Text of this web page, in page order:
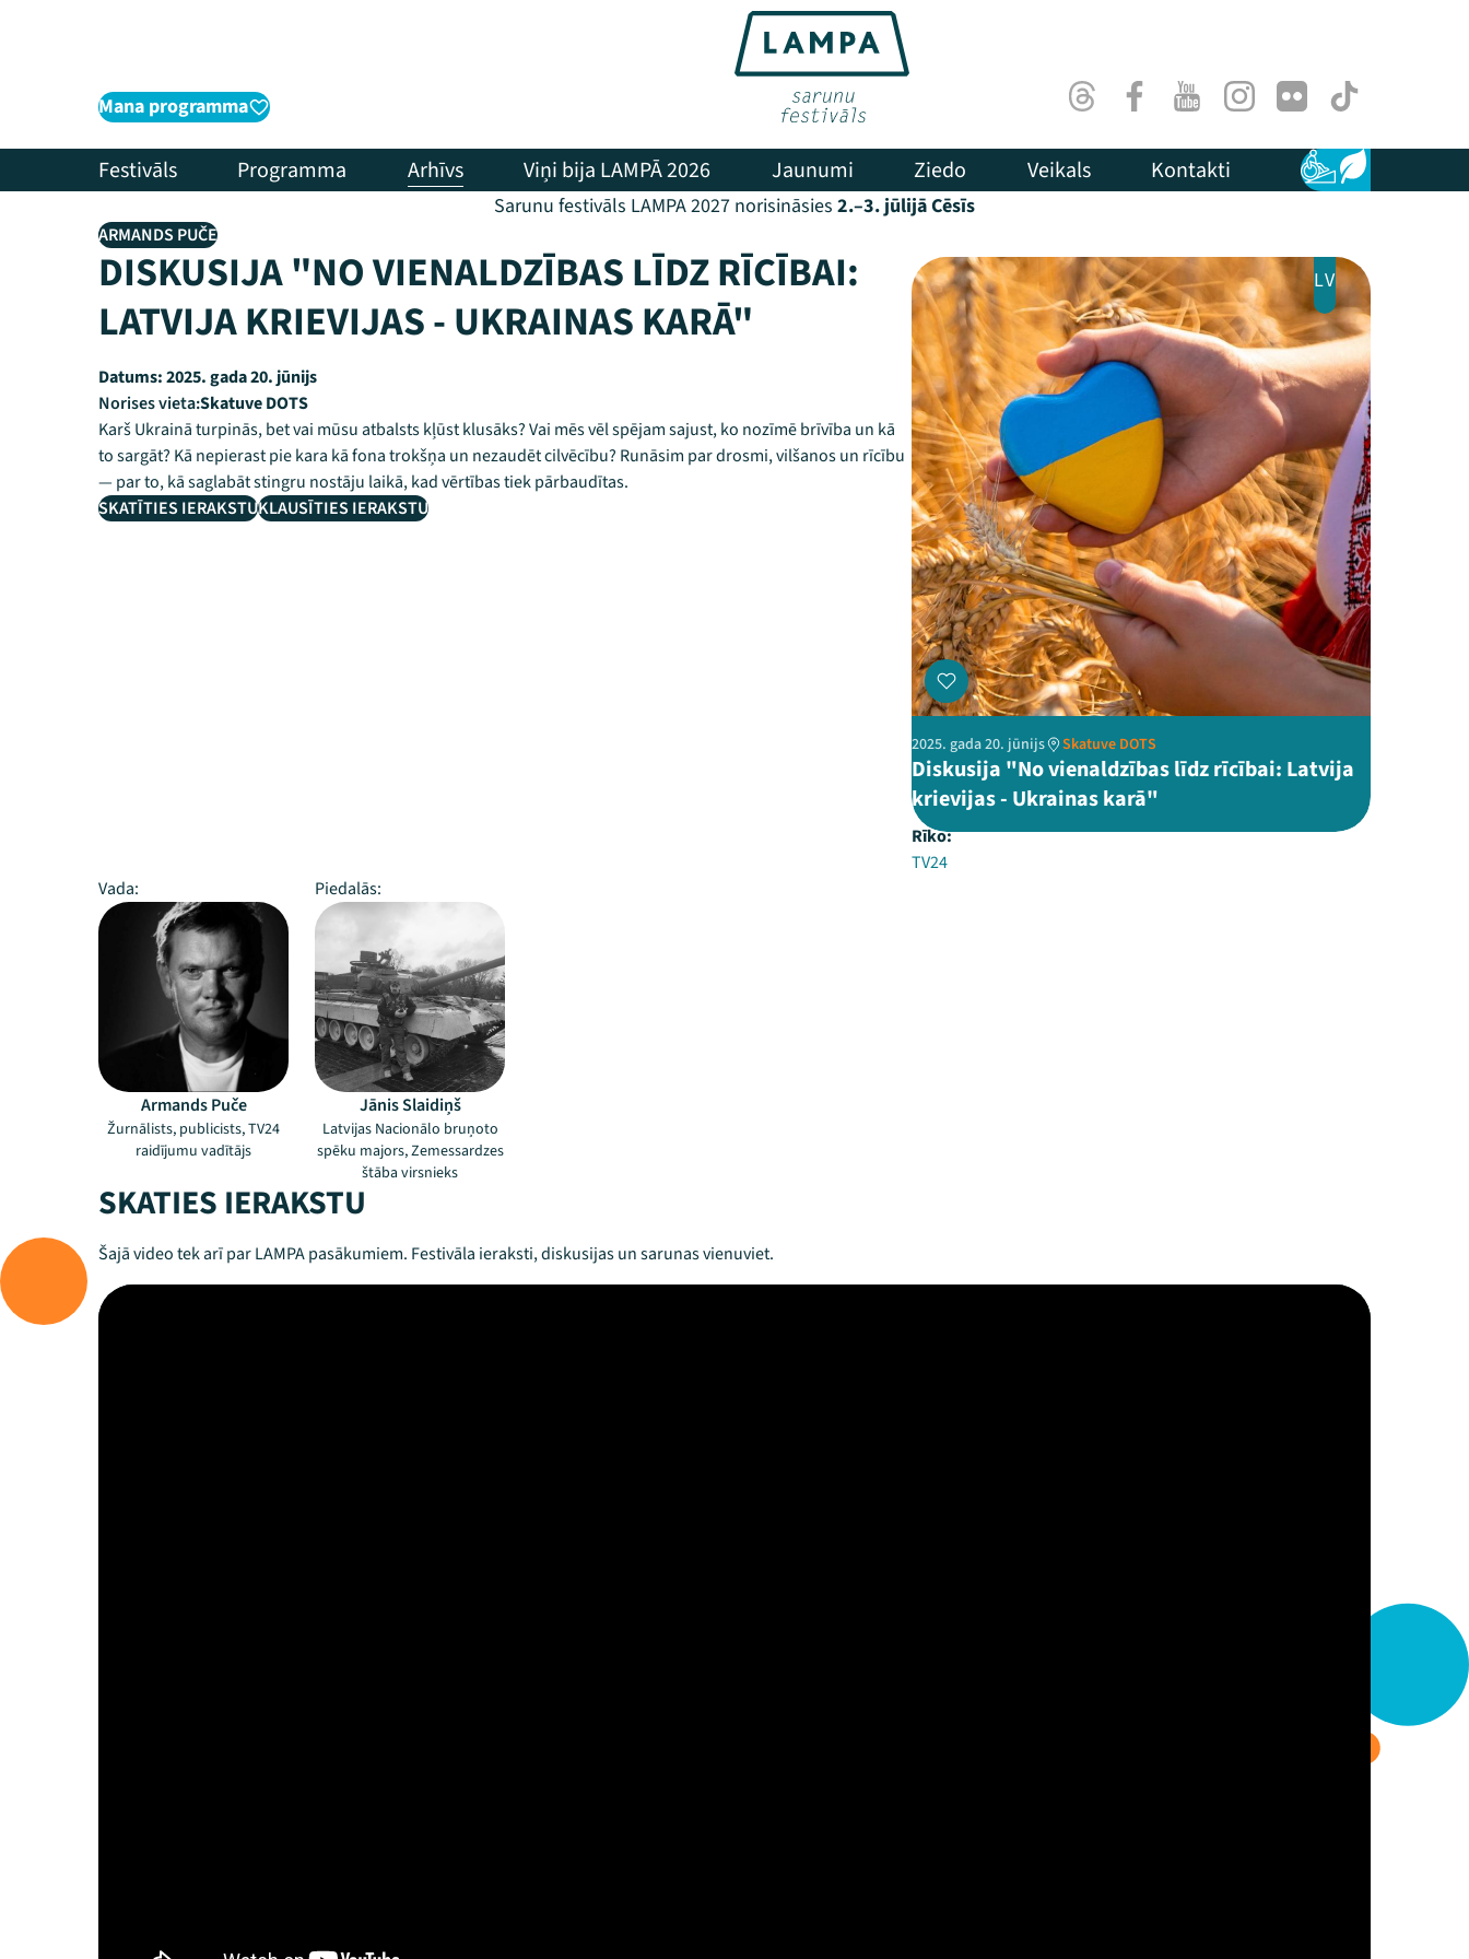
Mana programma ThreadsFacebookYoutubeInstagram
Flick TikTok
Festivāls Programma Arhīvs Viņi bija LAMPĀ 2026 Jaunumi Ziedo Veikals Kontakti Pieejamība
Ilgtspēja
Sarunu festivāls LAMPA 2027 norisināsies 2.–3. jūlijā Cēsīs
ARMANDS PUČE
DISKUSIJA "NO VIENALDZĪBAS LĪDZ RĪCĪBAI:
LATVIJA KRIEVIJAS - UKRAINAS KARĀ"
Datums:2025. gada 20. jūnijs
Norises vieta:Skatuve DOTS
Karš Ukrainā turpinās, bet vai mūsu atbalsts kļūst klusāks? Vai mēs vēl spējam sajust, ko nozīmē brīvība un kā
to sargāt? Kā nepierast pie kara kā fona trokšņa un nezaudēt cilvēcību? Runāsim par drosmi, vilšanos un rīcību
— par to, kā saglabāt stingru nostāju laikā, kad vērtības tiek pārbaudītas.
SKATĪTIES IERAKSTUKLAUSĪTIES IERAKSTU
LV
2025. gada 20. jūnijs Skatuve DOTS
Diskusija "No vienaldzības līdz rīcībai: Latvija
krievijas - Ukrainas karā"
Rīko:
TV24
Vada:
Piedalās:
Armands Puče
Žurnālists, publicists, TV24
raidījumu vadītājs
Jānis Slaidiņš
Latvijas Nacionālo bruņoto
spēku majors, Zemessardzes
štāba virsnieks
SKATIES IERAKSTU
Šajā video tek arī par LAMPA pasākumiem. Festivāla ieraksti, diskusijas un sarunas vienuviet.